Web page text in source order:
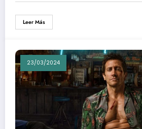
Leer Más
23/03/2024